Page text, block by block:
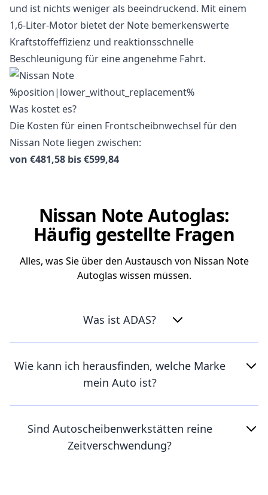
und ist nichts weniger als beeindruckend. Mit einem
1,6-Liter-Motor bietet der Note bemerkenswerte
Kraftstoffeffizienz und reaktionsschnelle
Beschleunigung für eine angenehme Fahrt.
Was kostet es?
Die Kosten für einen Frontscheibnwechsel für den
Nissan Note liegen zwischen:
von €481,58 bis €599,84
Nissan Note Autoglas:
Häufig gestellte Fragen
Alles, was Sie über den Austausch von Nissan Note
Autoglas wissen müssen.
Was ist ADAS?
Wie kann ich herausfinden, welche Marke
mein Auto ist?
Sind Autoscheibenwerkstätten reine
Zeitverschwendung?